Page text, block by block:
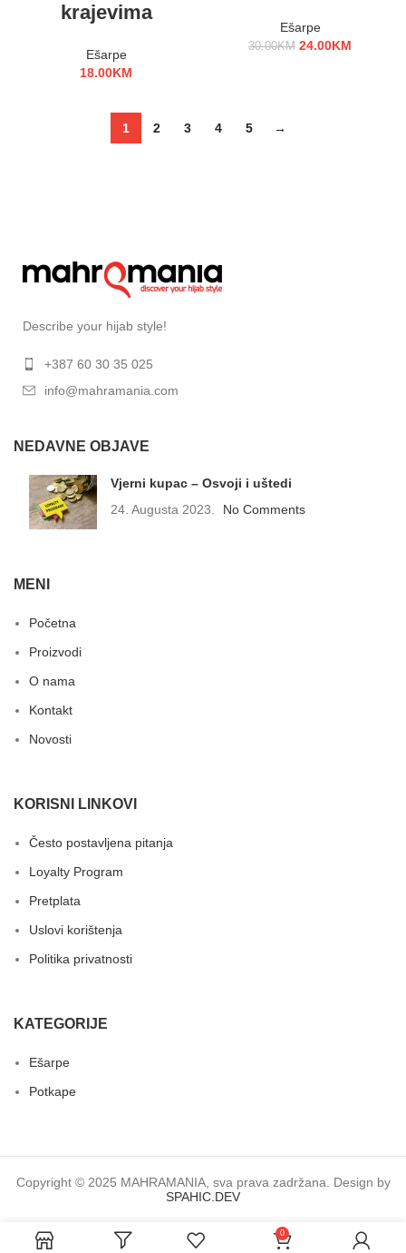
krajevima
Ešarpe
18.00KM
Ešarpe
30.00KM 24.00KM
1 2 3 4 5 →
Describe your hijab style!
+387 60 30 35 025
info@mahramania.com
NEDAVNE OBJAVE
Vjerni kupac – Osvoji i uštedi
24. Augusta 2023.
No Comments
MENI
Početna
Proizvodi
O nama
Kontakt
Novosti
KORISNI LINKOVI
Često postavljena pitanja
Loyalty Program
Pretplata
Uslovi korištenja
Politika privatnosti
KATEGORIJE
Ešarpe
Potkape
Copyright © 2025 MAHRAMANIA, sva prava zadržana. Design by
SPAHIC.DEV
0